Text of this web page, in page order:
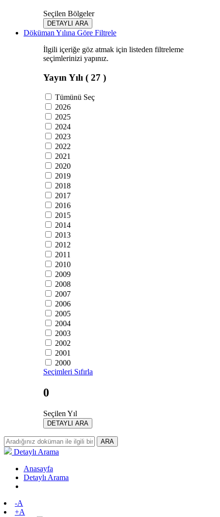
Seçilen Bölgeler
DETAYLI ARA
Döküman Yılına Göre Filtrele
İlgili içeriğe göz atmak için listeden filtreleme
seçimlerinizi yapınız.
Yayın Yılı ( 27 )
Tümünü Seç
2026
2025
2024
2023
2022
2021
2020
2019
2018
2017
2016
2015
2014
2013
2012
2011
2010
2009
2008
2007
2006
2005
2004
2003
2002
2001
2000
Seçimleri Sıfırla
0
Seçilen Yıl
DETAYLI ARA
ARA
Detaylı Arama
Anasayfa
Detaylı Arama
-A
+A